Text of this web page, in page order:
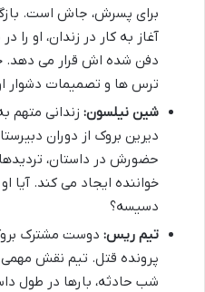
برای پسرش، جاش است.
آغاز به کار در زندان، او را
دفن شده اش قرار می دهد.
ترس ها و تصمیمات دشوار
شین نیلسون: زندانی
دیرین بروک از دوران
حضورش در داستان،
خواننده ایجاد می کند. آیا
دسیسه؟
تیم ریس: دوست مشترک
پرونده قتل. تیم نقش مهمی
شب حادثه، بارها در طول